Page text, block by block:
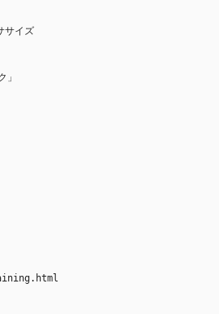
サイズ